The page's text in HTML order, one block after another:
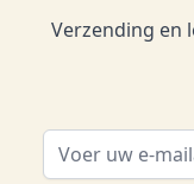
Verzending en